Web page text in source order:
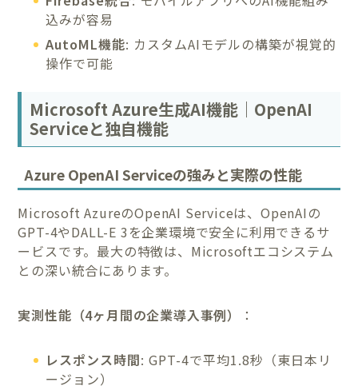
込みが容易
AutoML機能: カスタムAIモデルの構築が視覚的
操作で可能
Microsoft Azure生成AI機能｜OpenAI
Serviceと独自機能
Azure OpenAI Serviceの強みと実際の性能
Microsoft AzureのOpenAI Serviceは、OpenAIの
GPT-4やDALL-E 3を企業環境で安全に利用できるサ
ービスです。最大の特徴は、Microsoftエコシステム
との深い統合にあります。
実測性能（4ヶ月間の企業導入事例） ：
レスポンス時間: GPT-4で平均1.8秒（東日本リ
ージョン）